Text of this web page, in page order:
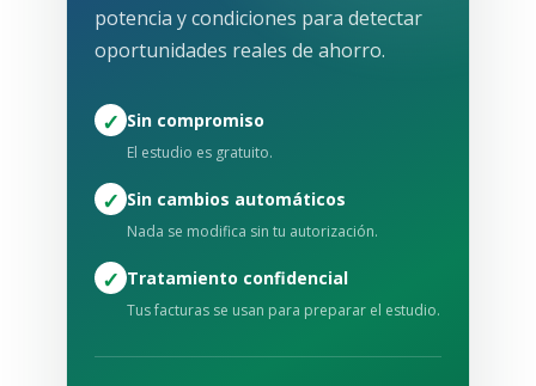
potencia y condiciones para detectar
oportunidades reales de ahorro.
✓ Sin compromiso
El estudio es gratuito.
✓ Sin cambios automáticos
Nada se modifica sin tu autorización.
✓ Tratamiento confidencial
Tus facturas se usan para preparar el estudio.